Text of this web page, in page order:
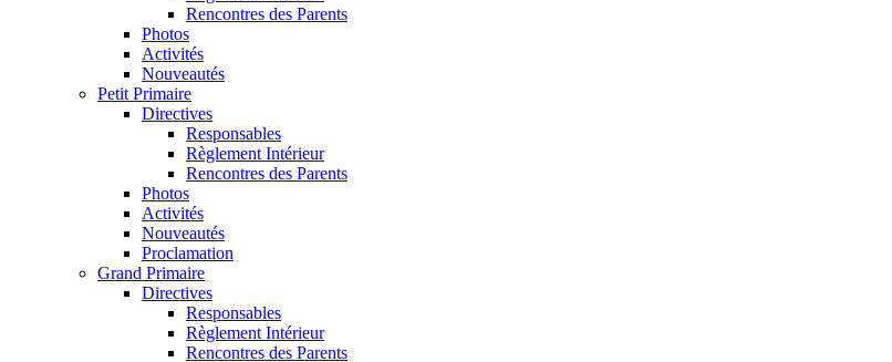
Rencontres des Parents
Photos
Activités
Nouveautés
Petit Primaire
Directives
Responsables
Règlement Intérieur
Rencontres des Parents
Photos
Activités
Nouveautés
Proclamation
Grand Primaire
Directives
Responsables
Règlement Intérieur
Rencontres des Parents